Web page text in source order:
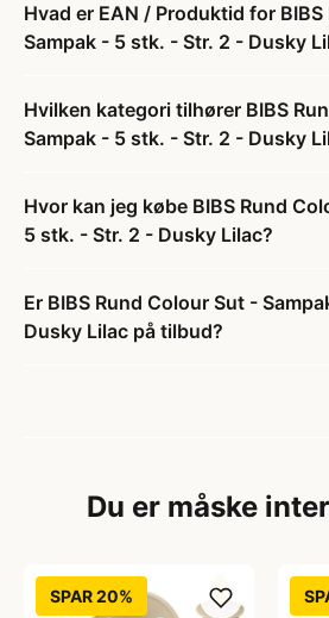
Hvad er EAN / Produktid for
Sampak - 5 stk. - Str. 2 - Dusky
Hvilken kategori tilhører BIBS
Sampak - 5 stk. - Str. 2 - Dusky
Hvor kan jeg købe BIBS Rund
5 stk. - Str. 2 - Dusky Lilac?
Er BIBS Rund Colour Sut -
Dusky Lilac på tilbud?
Du er måske
SPAR 20%